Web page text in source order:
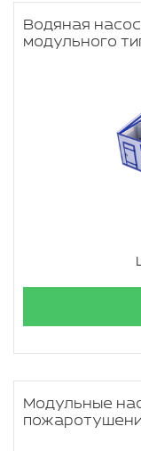
Водяная
модульного
Модульные